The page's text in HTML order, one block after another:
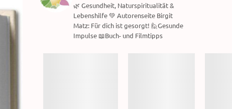
🌿 Gesundheit, Naturspiritualität &
Lebenshilfe 💚 Autorenseite Birgit
Matz: Für dich ist gesorgt! 🙋Gesunde
Impulse 📖Buch- und Filmtipps